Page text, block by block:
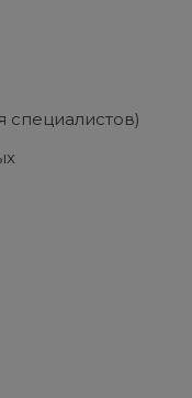
специалистов)